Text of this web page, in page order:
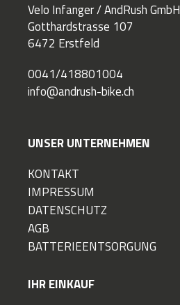
Velo Infanger / AndRush GmbH
Gotthardstrasse 107
6472 Erstfeld
0041/418801004
info@andrush-bike.ch
UNSER UNTERNEHMEN
KONTAKT
IMPRESSUM
DATENSCHUTZ
AGB
BATTERIEENTSORGUNG
IHR EINKAUF